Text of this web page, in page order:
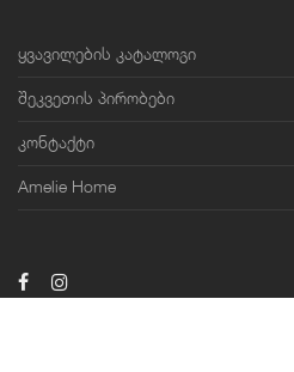
ყვავილების კატალოგი
შეკვეთის პირობები
კონტაქტი
Amelie Home